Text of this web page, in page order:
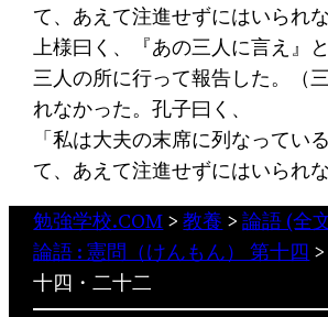
て、あえて注進せずにはいられ
上様曰く、『あの三人に言え』と
三人の所に行って報告した。（
れなかった。孔子曰く、
「私は大夫の末席に列なってい
て、あえて注進せずにはいられ
勉強学校.COM >教養 >論語 (全
論語 : 憲問（けんもん） 第十四
十四・二十二